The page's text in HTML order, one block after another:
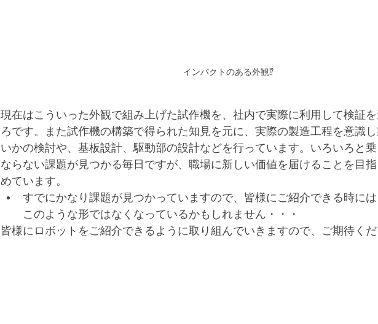
インパクトのある外観⁉
現在はこういった外観で組み上げた試作機を、社内で実際に利用して検証
ろです。また試作機の構築で得られた知見を元に、実際の製造工程を意識
いかの検討や、基板設計、駆動部の設計などを行っています。いろいろと
ならない課題が見つかる毎日ですが、職場に新しい価値を届けることを目
めています。
すでにかなり課題が見つかっていますので、皆様にご紹介できる時には
このような形ではなくなっているかもしれません・・・
皆様にロボットをご紹介できるように取り組んでいきますので、ご期待く